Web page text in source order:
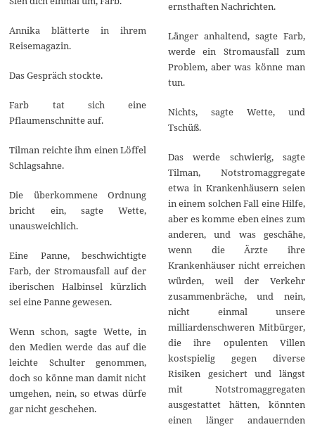
Annika blätterte in ihrem
Reisemagazin.
Das Gespräch stockte.
Farb tat sich eine
Pflaumenschnitte auf.
Tilman reichte ihm einen Löffel
Schlagsahne.
Die überkommene Ordnung
bricht ein, sagte Wette,
unausweichlich.
Eine Panne, beschwichtigte
Farb, der Stromausfall auf der
iberischen Halbinsel kürzlich
sei eine Panne gewesen.
Wenn schon, sagte Wette, in
den Medien werde das auf die
leichte Schulter genommen,
doch so könne man damit nicht
umgehen, nein, so etwas dürfe
gar nicht geschehen.
ernsthaften Nachrichten.
Länger anhaltend, sagte Farb,
werde ein Stromausfall zum
Problem, aber was könne man
tun.
Nichts, sagte Wette, und
Tschüß.
Das werde schwierig, sagte
Tilman, Notstromaggregate
etwa in Krankenhäusern seien
in einem solchen Fall eine Hilfe,
aber es komme eben eines zum
anderen, und was geschähe,
wenn die Ärzte ihre
Krankenhäuser nicht erreichen
würden, weil der Verkehr
zusammenbräche, und nein,
nicht einmal unsere
milliardenschweren Mitbürger,
die ihre opulenten Villen
kostspielig gegen diverse
Risiken gesichert und längst
mit Notstromaggregaten
ausgestattet hätten, könnten
einen länger andauernden